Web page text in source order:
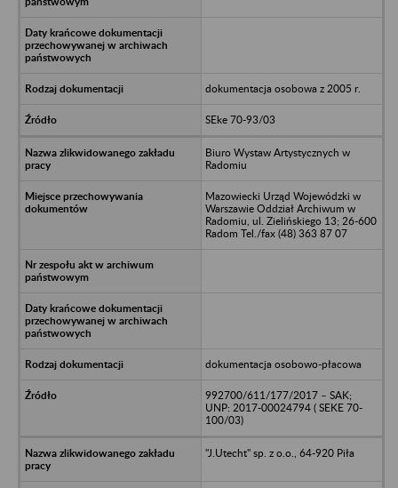
dokumentacja osobowa z 2005 r.
SEke 70-93/03
Biuro Wystaw Artystycznych w
Radomiu
Mazowiecki Urząd Wojewódzki w
Warszawie Oddział Archiwum w
Radomiu, ul. Zielińskiego 13; 26-600
Radom Tel./fax (48) 363 87 07
dokumentacja osobowo-płacowa
992700/611/177/2017 – SAK;
UNP: 2017-00024794 ( SEKE 70-
100/03)
"J.Utecht" sp. z o.o., 64-920 Piła